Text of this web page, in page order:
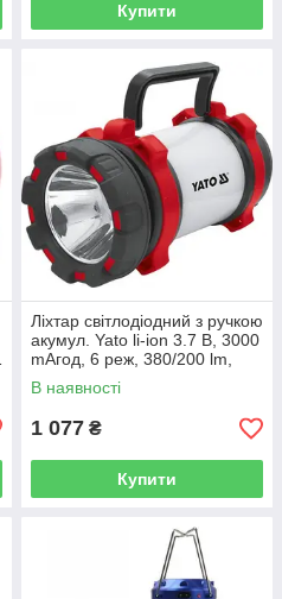
Купити
Ліхтар світлодіодний з ручкою
акумул. Yato li-ion 3.7 В, 3000
mАгод, 6 реж, 380/200 lm,
зарядний USB YT-08547
В наявності
1 077 ₴
Купити